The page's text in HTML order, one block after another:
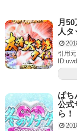
AngelBeats!
Powered by
月
人
引用
ぱち
公式
ら！